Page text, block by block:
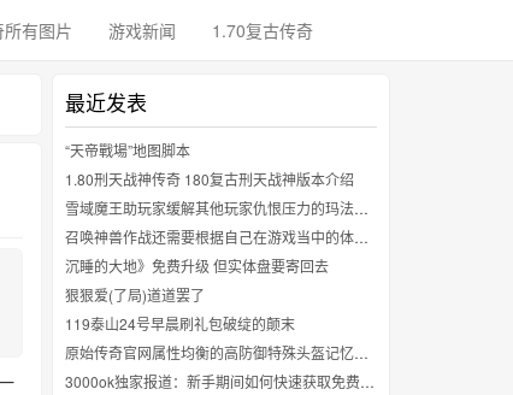
有图片 游戏新闻 1.70复古传奇
最近发表
“天帝戰場”地图脚本
1.80刑天战神传奇 180复古刑天战神版本介绍
雪域魔王助玩家缓解其他玩家仇恨压力的玛法BOSS故事
召唤神兽作战还需要根据自己在游戏当中的体验要求来进行判断选择
沉睡的大地》免费升级 但实体盘要寄回去
狠狠爱(了局)道道罢了
119泰山24号早晨刷礼包破绽的颠末
原始传奇官网属性均衡的高防御特殊头盔记忆头盔
3000ok独家报道：新手期间如何快速获取免费的元宝，还有后期的时候去哪里打BOOs爆大量装备换元宝？？